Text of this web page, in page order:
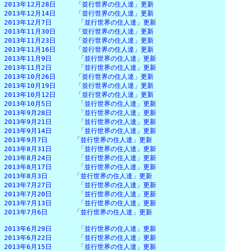
2013年12月28日　　　「並行世界の住人達」更新
2013年12月14日　　　「並行世界の住人達」更新
2013年12月7日　　　　「並行世界の住人達」更新
2013年11月30日　　　「並行世界の住人達」更新
2013年11月23日　　　「並行世界の住人達」更新
2013年11月16日　　　「並行世界の住人達」更新
2013年11月9日　　　　「並行世界の住人達」更新
2013年11月2日　　　　「並行世界の住人達」更新
2013年10月26日　　　「並行世界の住人達」更新
2013年10月19日　　　「並行世界の住人達」更新
2013年10月12日　　　「並行世界の住人達」更新
2013年10月5日　　　　「並行世界の住人達」更新
2013年9月28日　　　　「並行世界の住人達」更新
2013年9月21日　　　　「並行世界の住人達」更新
2013年9月14日　　　　「並行世界の住人達」更新
2013年9月7日　　　　「並行世界の住人達」更新
2013年8月31日　　　　「並行世界の住人達」更新
2013年8月24日　　　　「並行世界の住人達」更新
2013年8月17日　　　　「並行世界の住人達」更新
2013年8月3日　　　　「並行世界の住人達」更新
2013年7月27日　　　　「並行世界の住人達」更新
2013年7月20日　　　　「並行世界の住人達」更新
2013年7月13日　　　　「並行世界の住人達」更新
2013年7月6日　　　　「並行世界の住人達」更新
2013年6月29日　　　　「並行世界の住人達」更新
2013年6月22日　　　　「並行世界の住人達」更新
2013年6月15日　　　　「並行世界の住人達」更新